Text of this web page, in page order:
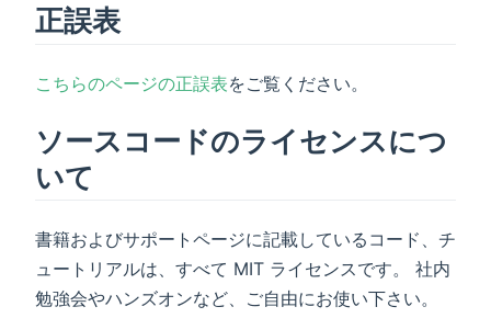
正誤表
こちらのページの正誤表をご覧ください。
ソースコードのライセンスにつ
いて
書籍およびサポートページに記載しているコード、チ
ュートリアルは、すべて MIT ライセンスです。 社内
勉強会やハンズオンなど、ご自由にお使い下さい。